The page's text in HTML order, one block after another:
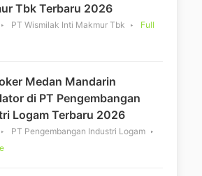
Tbk Terbaru 2026
PT Wismilak Inti Makmur Tbk
Full
Medan Mandarin
di PT Pengembangan
Logam Terbaru 2026
PT Pengembangan Industri Logam